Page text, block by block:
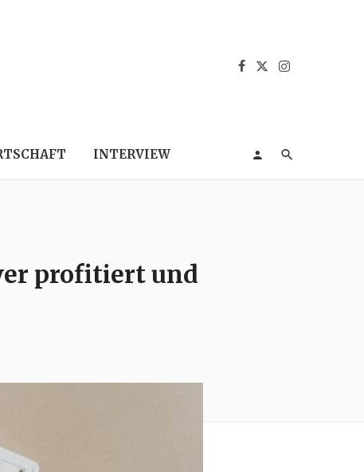
INTERVIEW
profitiert und